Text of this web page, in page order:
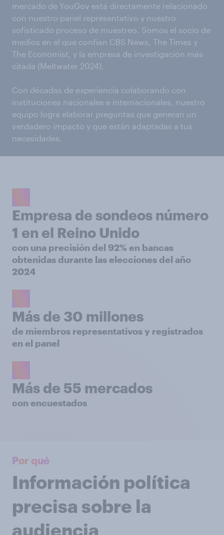
mercado de YouGov está directamente relacionado
con nuestro panel representativo y nuestro
sofisticado proceso de muestreo. Somos el socio de
medios en el que confían CBS News, The Times y
The Economist, y la empresa de investigación más
citada (Meltwater 2024).
Con décadas de experiencia colaborando con
instituciones nacionales e internacionales, nuestro
equipo logra elaborar preguntas que generan un
verdadero impacto y que están adaptadas a tus
necesidades.
Empresa de sondeos número
1 en el Reino Unido
con una precisión del 92% en bancas
obtenidas durante las elecciones del año
2024
Más de 30 millones
de miembros representativos y registrados
en el panel
Más de 55 mercados
con encuestados
Por qué
Información política
precisa sobre la
audiencia